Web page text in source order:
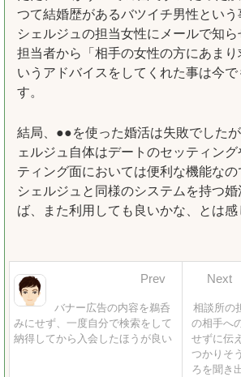
つて結婚歴があるバツイチ男性とい
シェルジュの担当女性にメールで知
担当者から「相手の女性の方にあまり
いうアドバイスをしてくれた事は今で
す。
結局、●●を使った婚活は失敗でした
ェルジュ自体はデートのセッティン
ティング面においては便利な機能な
シェルジュと同様のシステムを持つ
ば、また利用しても良いかな、とは感
相談所の
の相手へ
せずに伝
つかりそ
ろを聞き
Next
バナー広告の内容を鵜呑
みにせず、一度自分で検索をして
納得してから入会したほうが良い
Prev